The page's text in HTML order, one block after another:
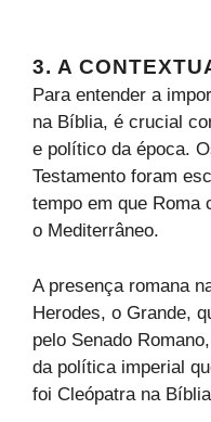
3. A
Para entender a
na Bíblia, é crucial
e político da época.
Testamento foram
tempo em que Roma
o Mediterrâneo.
A presença romana
Herodes, o Grande,
pelo Senado
da política imperial
foi Cleópatra na